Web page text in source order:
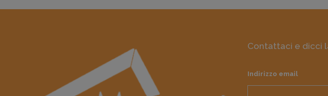
Contattaci e dicci
Indirizzo email